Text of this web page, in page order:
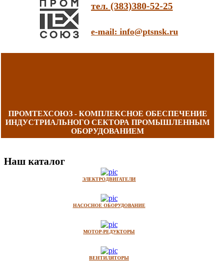
тел. (383)380-52-25
e-mail: info@ptsnsk.ru
ПРОМТЕХСОЮЗ - КОМПЛЕКСНОЕ ОБЕСПЕЧЕНИЕ
ИНДУСТРИАЛЬНОГО СЕКТОРА ПРОМЫШЛЕННЫМ
ОБОРУДОВАНИЕМ
Наш каталог
ЭЛЕКТРОДВИГАТЕЛИ
НАСОСНОЕ ОБОРУДОВАНИЕ
МОТОР-РЕДУКТОРЫ
ВЕНТИЛЯТОРЫ